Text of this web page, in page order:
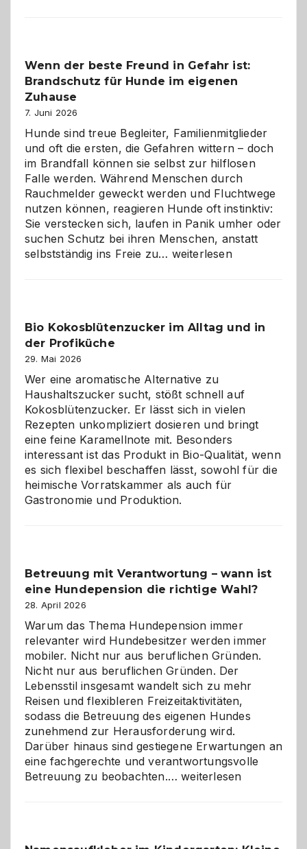
und
herzlich
Wenn der beste Freund in Gefahr ist:
Brandschutz für Hunde im eigenen
Zuhause
7. Juni 2026
Hunde sind treue Begleiter, Familienmitglieder
und oft die ersten, die Gefahren wittern – doch
im Brandfall können sie selbst zur hilflosen
Falle werden. Während Menschen durch
Rauchmelder geweckt werden und Fluchtwege
nutzen können, reagieren Hunde oft instinktiv:
Sie verstecken sich, laufen in Panik umher oder
suchen Schutz bei ihren Menschen, anstatt
selbstständig ins Freie zu… Wenn
Gefahr
für
Hunde
im
eigenen
Zuhause
weiterlesen
Bio Kokosblütenzucker im Alltag und in
der Profiküche
29. Mai 2026
Wer eine aromatische Alternative zu
Haushaltszucker sucht, stößt schnell auf
Kokosblütenzucker. Er lässt sich in vielen
Rezepten unkompliziert dosieren und bringt
eine feine Karamellnote mit. Besonders
interessant ist das Produkt in Bio-Qualität, wenn
es sich flexibel beschaffen lässt, sowohl für die
heimische Vorratskammer als auch für
Gastronomie und Produktion.
Betreuung mit Verantwortung – wann ist
eine Hundepension die richtige Wahl?
28. April 2026
Warum das Thema Hundepension immer
relevanter wird Hundebesitzer werden immer
mobiler. Nicht nur aus beruflichen Gründen.
Nicht nur aus beruflichen Gründen. Der
Lebensstil insgesamt wandelt sich zu mehr
Reisen und flexibleren Freizeitaktivitäten,
sodass die Betreuung des eigenen Hundes
zunehmend zur Herausforderung wird.
Darüber hinaus sind gestiegene Erwartungen an
eine fachgerechte und verantwortungsvolle
Betreuung zu beobachten.…Betreuung
weiterlesen